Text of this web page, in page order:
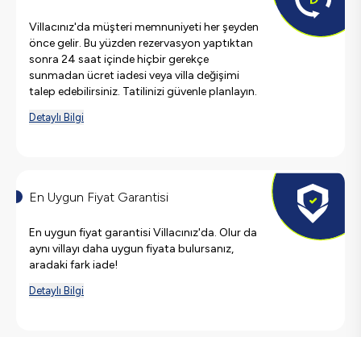
Villacınız'da müşteri memnuniyeti her şeyden
önce gelir. Bu yüzden rezervasyon yaptıktan
sonra 24 saat içinde hiçbir gerekçe
sunmadan ücret iadesi veya villa değişimi
talep edebilirsiniz. Tatilinizi güvenle planlayın.
Detaylı Bilgi
En Uygun Fiyat Garantisi
En uygun fiyat garantisi Villacınız'da. Olur da
aynı villayı daha uygun fiyata bulursanız,
aradaki fark iade!
Detaylı Bilgi